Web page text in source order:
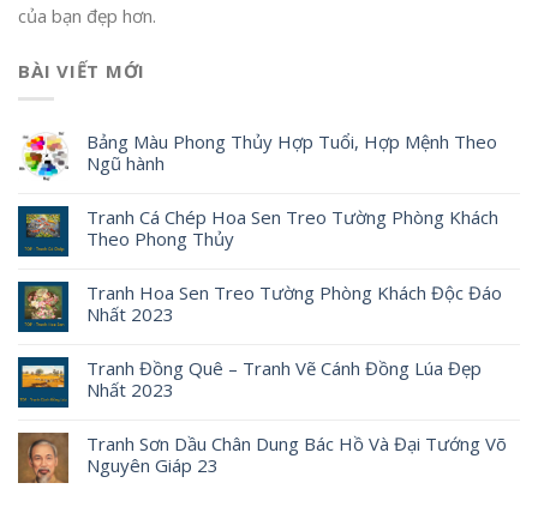
của bạn đẹp hơn.
BÀI VIẾT MỚI
Bảng Màu Phong Thủy Hợp Tuổi, Hợp Mệnh Theo
Ngũ hành
Tranh Cá Chép Hoa Sen Treo Tường Phòng Khách
Theo Phong Thủy
Tranh Hoa Sen Treo Tường Phòng Khách Độc Đáo
Nhất 2023
Tranh Đồng Quê – Tranh Vẽ Cánh Đồng Lúa Đẹp
Nhất 2023
Tranh Sơn Dầu Chân Dung Bác Hồ Và Đại Tướng Võ
Nguyên Giáp 23